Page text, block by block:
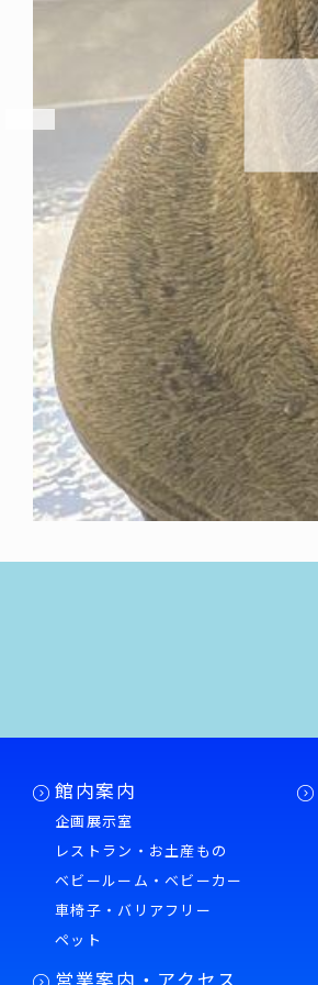
館内案内
企画展示室
レストラン・お土産もの
ベビールーム・ベビーカー
車椅子・バリアフリー
ペット
営業案内・アクセス